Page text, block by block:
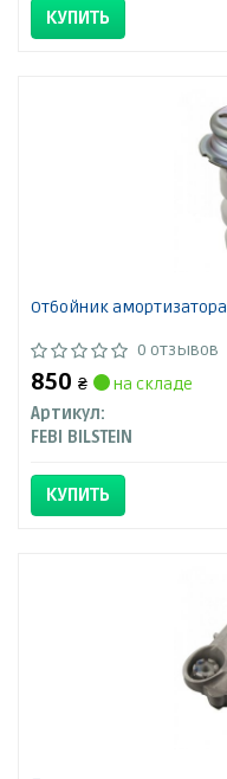
КУПИТЬ
Отбойник амортизатора
0 отзывов
850 ₴
на складе
Артикул:
FEBI BILSTEIN
КУПИТЬ